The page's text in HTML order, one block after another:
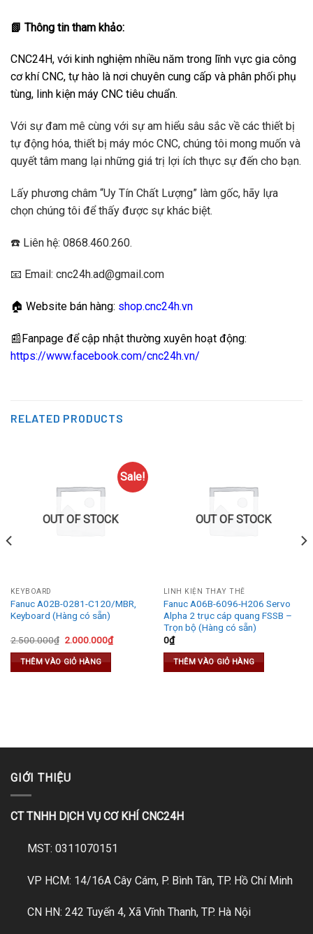
📗 Thông tin tham khảo:
CNC24H, với kinh nghiệm nhiều năm trong lĩnh vực gia công
cơ khí CNC, tự hào là nơi chuyên cung cấp và phân phối phụ
tùng, linh kiện máy CNC tiêu chuẩn.
Với sự đam mê cùng với sự am hiểu sâu sắc về các thiết bị
tự động hóa, thiết bị máy móc CNC, chúng tôi mong muốn và
quyết tâm mang lại những giá trị lợi ích thực sự đến cho bạn.
Lấy phương châm “Uy Tín Chất Lượng” làm gốc, hãy lựa
chọn chúng tôi để thấy được sự khác biệt.
☎️ Liên hệ: 0868.460.260.
📧 Email: cnc24h.ad@gmail.com
🏠 Website bán hàng: shop.cnc24h.vn
📰Fanpage để cập nhật thường xuyên hoạt động:
https://www.facebook.com/cnc24h.vn/
RELATED PRODUCTS
Sale!
OUT OF STOCK
KEYBOARD
Fanuc A02B-0281-C120/MBR,
Keyboard (Hàng có sẵn)
2.500.000₫ Original
was:
2.500.000₫.
2.000.000₫Current
price
THÊM VÀO GIỎ HÀNG
OUT OF STOCK
LINH KIỆN THAY THẾ
Fanuc A06B-6096-H206 Servo
Alpha 2 trục cáp quang FSSB –
Trọn bộ (Hàng có sẵn)
0₫
THÊM VÀO GIỎ HÀNG
GIỚI THIỆU
CT TNHH DỊCH VỤ CƠ KHÍ CNC24H
MST: 0311070151
VP HCM: 14/16A Cây Cám, P. Bình Tân, TP. Hồ Chí Minh
CN HN: 242 Tuyến 4, Xã Vĩnh Thanh, TP. Hà Nội